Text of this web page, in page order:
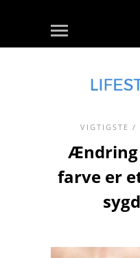
VIGTIGSTE /
Ændring
farve er